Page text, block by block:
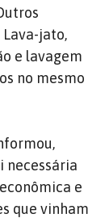
jato,
e lavagem
no mesmo
necessária
e
que vinham